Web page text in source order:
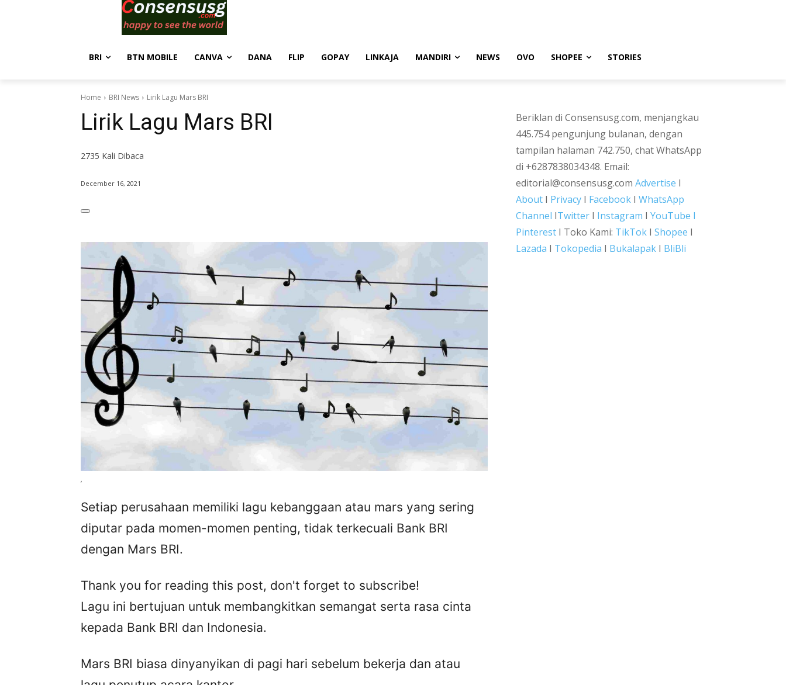
BRI BTN MOBILE CANVA DANA FLIP GOPAY LINKAJA MANDIRI NEWS OVO SHOPEE STORIES
Home BRI News Lirik Lagu Mars BRI
Lirik Lagu Mars BRI
2735 Kali Dibaca
December 16, 2021
,
Setiap perusahaan memiliki lagu kebanggaan atau mars yang sering
diputar pada momen-momen penting, tidak terkecuali Bank BRI
dengan Mars BRI.
Thank you for reading this post, don't forget to subscribe!
Lagu ini bertujuan untuk membangkitkan semangat serta rasa cinta
kepada Bank BRI dan Indonesia.
Mars BRI biasa dinyanyikan di pagi hari sebelum bekerja dan atau
Beriklan di Consensusg.com, menjangkau
445.754 pengunjung bulanan, dengan
tampilan halaman 742.750, chat WhatsApp
di +6287838034348. Email:
editorial@consensusg.com Advertise I
About I Privacy I Facebook I WhatsApp
Channel ITwitter I Instagram I YouTube I
Pinterest I Toko Kami: TikTok I Shopee I
Lazada I Tokopedia I Bukalapak I BliBli